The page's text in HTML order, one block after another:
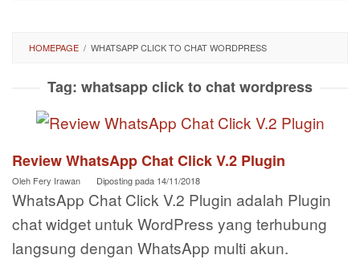
HOMEPAGE / WHATSAPP CLICK TO CHAT WORDPRESS
Tag: whatsapp click to chat wordpress
Review WhatsApp Chat Click V.2 Plugin
Oleh Fery Irawan Diposting pada 14/11/2018
WhatsApp Chat Click V.2 Plugin adalah Plugin
chat widget untuk WordPress yang terhubung
langsung dengan WhatsApp multi akun.